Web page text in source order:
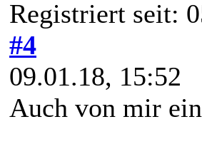
Registriert seit:
#4
09.01.18, 15:52
Auch von mir